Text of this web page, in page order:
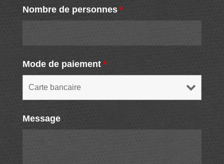
Nombre de personnes*
Mode de paiement*
Message